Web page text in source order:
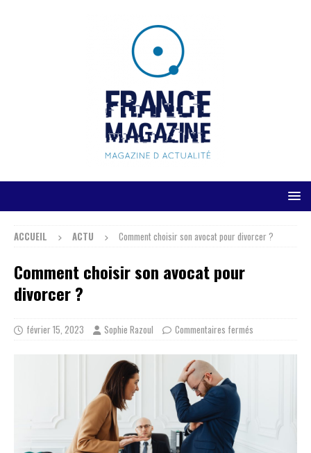
ACCUEIL ACTU Comment choisir son avocat pour divorcer ?
Comment choisir son avocat pour
divorcer ?
février 15, 2023 Sophie Razoul Commentaires fermés